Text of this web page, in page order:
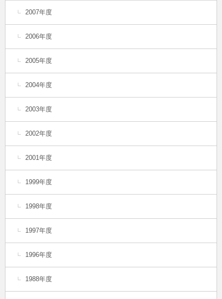
2007年度
2006年度
2005年度
2004年度
2003年度
2002年度
2001年度
1999年度
1998年度
1997年度
1996年度
1988年度